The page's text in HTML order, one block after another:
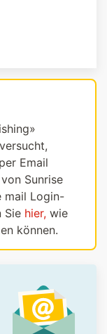
Email
Sunrise
mail Login-
Sie hier, wie
können.